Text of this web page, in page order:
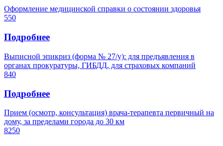
Оформление медицинской справки о состоянии здоровья
550
Подробнее
Выписной эпикриз (форма № 27/у): для предъявления в
органах прокуратуры, ГИБДД, для страховых компаний
840
Подробнее
Прием (осмотр, консультация) врача-терапевта первичный на
дому, за пределами города до 30 км
8250